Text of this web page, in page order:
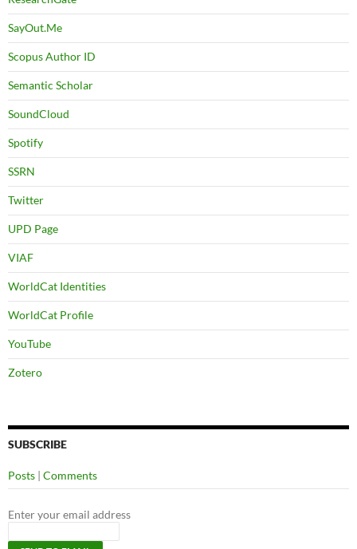
SayOut.Me
Scopus Author ID
Semantic Scholar
SoundCloud
Spotify
SSRN
Twitter
UPD Page
VIAF
WorldCat Identities
WorldCat Profile
YouTube
Zotero
SUBSCRIBE
Posts | Comments
Enter your email address